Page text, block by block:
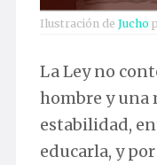
Ilustración de Jucho
La Ley no
hombre y una
estabilidad,
educarla, y